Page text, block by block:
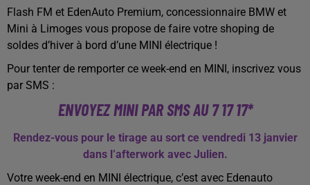
Flash FM et EdenAuto Premium, concessionnaire BMW et
Mini à Limoges vous propose de faire votre shoping de
soldes d’hiver à bord d’une MINI électrique !
Pour tenter de remporter ce week-end en MINI, inscrivez vous
par SMS :
ENVOYEZ MINI PAR SMS AU 7 17 17*
Rendez-vous pour le tirage au sort ce vendredi 13 janvier
dans l’afterwork avec Julien.
Votre week-end en MINI électrique, c’est avec Edenauto